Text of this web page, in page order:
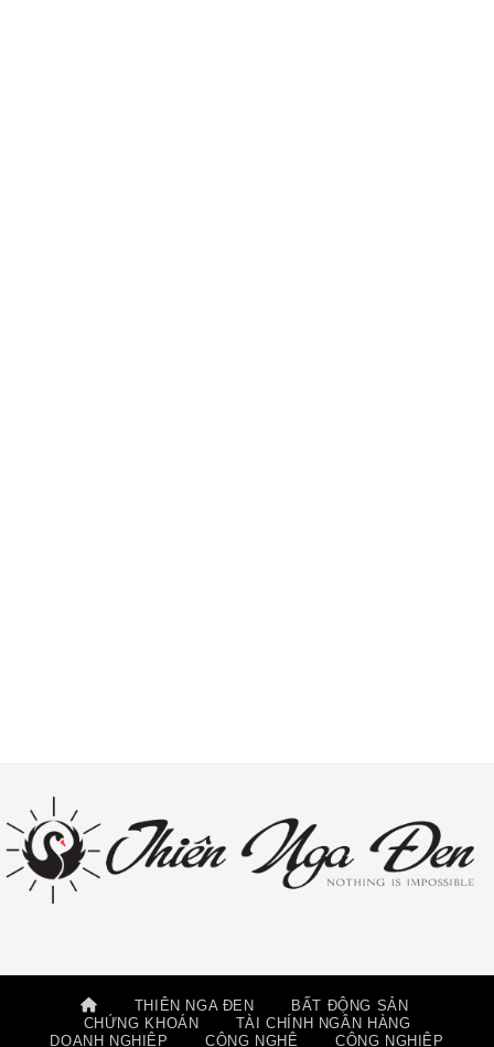
THIÊN NGA ĐEN
BẤT ĐỘNG SẢN
CHỨNG KHOÁN
TÀI CHÍNH NGÂN HÀNG
DOANH NGHIỆP
CÔNG NGHỆ CÔNG NGHIỆP